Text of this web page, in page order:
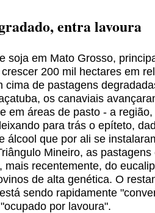
entra lavoura
soja em Mato Grosso,
200 mil hectares em
cima de pastagens
os canaviais
em áreas de pasto - a
para trás o epíteto,
álcool que por ali se
Mineiro, as
mais recentemente, do
de alta genética. O
sendo rapidamente
por lavoura".